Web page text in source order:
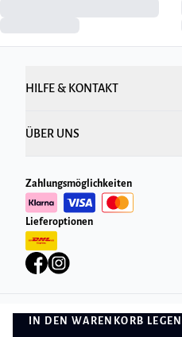
IN DEN WARENKORB LEGEN
HILFE & KONTAKT
ÜBER UNS
Zahlungsmöglichkeiten
Lieferoptionen
Datenschutzrichtlinie